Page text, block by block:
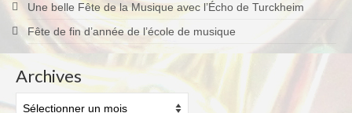
Une belle Fête de la Musique avec l’Écho de Turckheim
Fête de fin d’année de l’école de musique
Archives